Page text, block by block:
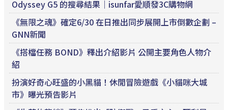
Odyssey G5 的搜尋結果｜isunfar愛順發3C購物網
《無限之魂》確定6/30 在日推出同步展開上市倒數企劃 –
GNN新聞
《搭檔任務 BOND》釋出介紹影片 公開主要角色人物介
紹
扮演好奇心旺盛的小黑貓！休閒冒險遊戲《小貓咪大城
市》曝光預告影片